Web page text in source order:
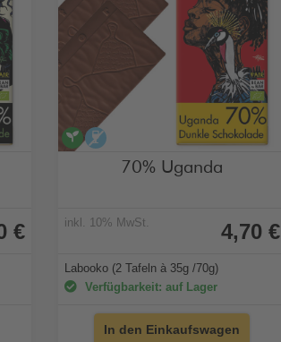
€
veganalkoholfrei
70% Uganda
inkl. 10% MwSt. 4,70 €
Labooko (2 Tafeln à 35g /70g)
Verfügbarkeit: auf Lager
In den Einkaufswagen